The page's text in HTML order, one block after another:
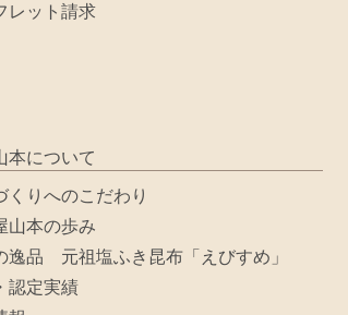
レット請求
本について
くりへのこだわり
山本の歩み
逸品 元祖塩ふき昆布「えびすめ」
認定実績